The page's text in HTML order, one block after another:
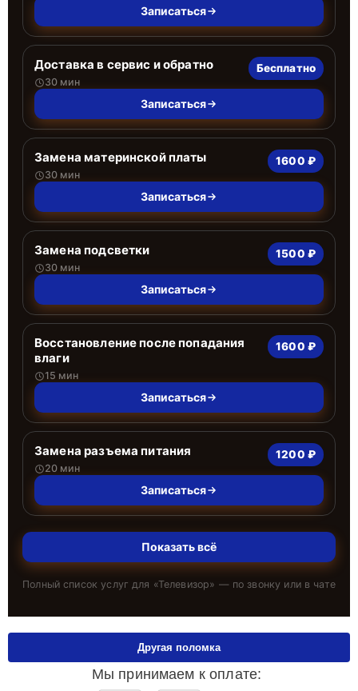
Записаться
Доставка в сервис и обратно
30 мин
Бесплатно
Записаться
Замена материнской платы
30 мин
1600 ₽
Записаться
Замена подсветки
30 мин
1500 ₽
Записаться
Восстановление после попадания
влаги
15 мин
1600 ₽
Записаться
Замена разъема питания
20 мин
1200 ₽
Записаться
Показать всё
Полный список услуг для «Телевизор» — по звонку или в чате
Мы принимаем к оплате:
Другая поломка